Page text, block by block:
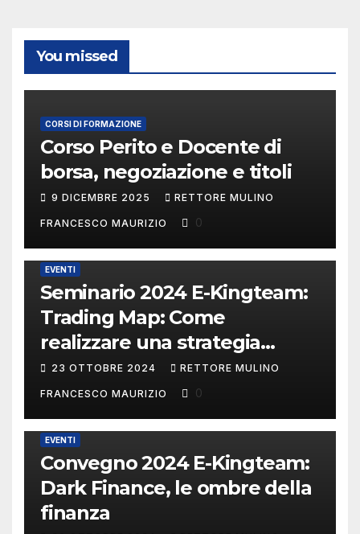
You missed
CORSI DI FORMAZIONE
Corso Perito e Docente di
borsa, negoziazione e titoli
9 DICEMBRE 2025 RETTORE MULINO
FRANCESCO MAURIZIO 0
EVENTI
Seminario 2024 E-Kingteam:
Trading Map: Come
realizzare una strategia
operativa.
23 OTTOBRE 2024 RETTORE MULINO
FRANCESCO MAURIZIO 0
EVENTI
Convegno 2024 E-Kingteam:
Dark Finance, le ombre della
finanza